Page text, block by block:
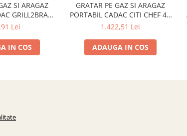
SI ARAGAZ
GRILL2BRAAI
20-EU
Lei
IN COS
GRATAR PE GAZ SI ARAGAZ
PORTABIL CADAC CITI CHEF 40
FS 5615-20-04-EF
1.422,51 Lei
ADAUGA IN COS